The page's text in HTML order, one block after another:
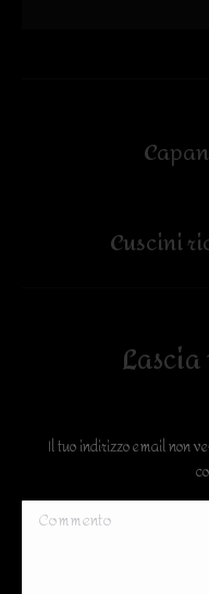
navigation
Cuscini
Il tuo indirizzo email non
Commento